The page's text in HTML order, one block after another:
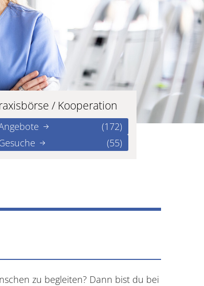
/ Kooperation
(172)
(55)
zu begleiten? Dann bist du bei